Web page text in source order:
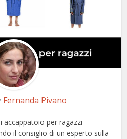
Fernanda Pivano
accappatoio per ragazzi
il consiglio di un esperto sulla